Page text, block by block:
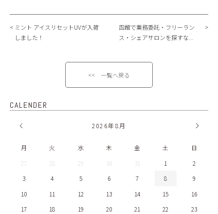
ミント アイスリセットUVが入荷
しました！
函館で業務委託・フリーラン
ス・シェアサロンを探すな...
<< 一覧へ戻る
CALENDER
2026年8月
月 火 水 木 金 土
日
27
28 29 30 31 1
2
3
4 5 6 7 8
9
10
11 12 13 14 15
16
17
18 19 20 21 22
23